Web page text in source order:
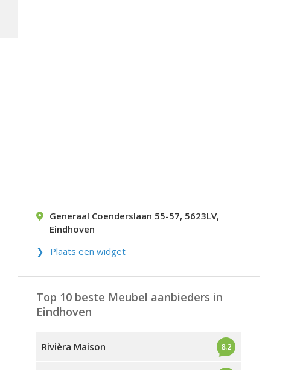
Generaal Coenderslaan 55-57, 5623LV,
Eindhoven
Plaats een widget
Top 10 beste Meubel aanbieders in
Eindhoven
Rivièra Maison 8.2